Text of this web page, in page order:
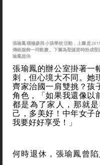
張瑜鳳積極參與小孩學校活動，上圖是
傳統服飾一同歡慶。下圖為聖誕節時扮成
瑜鳳提供
張瑜鳳的辦公室掛著一
刺，但心境大不同。她
齊家治國一肩雙挑？孩
角色，「如果我還像以
都是為了家人，那就
己，多美好！中年女子
我要好好享受！」
何時退休，張瑜鳳曾